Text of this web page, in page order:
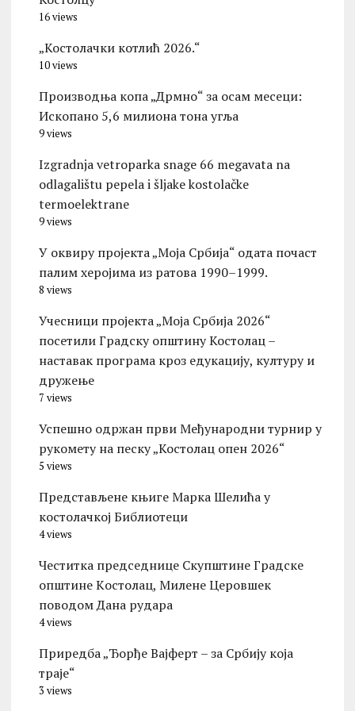
16 views
„Костолачки котлић 2026.“
10 views
Производња копа „Дрмно“ за осам месеци:
Ископано 5,6 милиона тона угља
9 views
Izgradnja vetroparka snage 66 megavata na
odlagalištu pepela i šljake kostolačke
termoelektrane
9 views
У оквиру пројекта „Моја Србија“ одата почаст
палим херојима из ратова 1990–1999.
8 views
Учесници пројекта „Моја Србија 2026“
посетили Градску општину Костолац –
наставак програма кроз едукацију, културу и
дружење
7 views
Успешно одржан први Међународни турнир у
рукомету на песку „Костолац опен 2026“
5 views
Представљене књиге Марка Шелића у
костолачкој Библиотеци
4 views
Честитка председнице Скупштине Градске
општине Kостолац, Милене Церовшек
поводом Дана рудара
4 views
Приредба „Ђорђе Вајферт – за Србију која
траје“
3 views